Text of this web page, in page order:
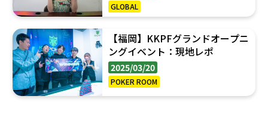
GLOBAL
【福岡】KKPFグランドオープニ
ングイベント：現地レポ
2025/03/20
POKER ROOM